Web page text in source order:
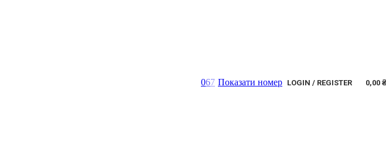
067 Показати номер LOGIN / REGISTER 0,00